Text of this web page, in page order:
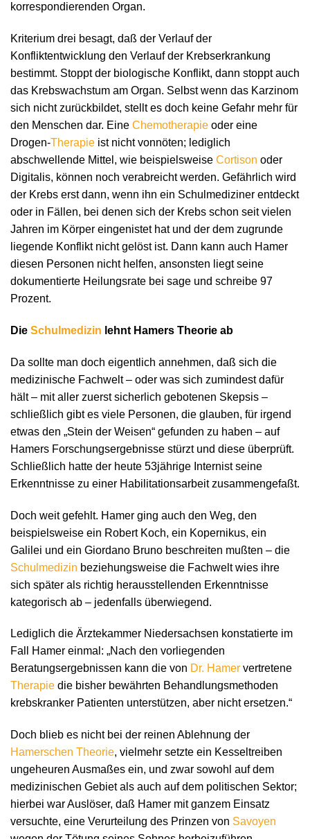
korrespondierenden Organ.
Kriterium drei besagt, daß der Verlauf der
Konfliktentwicklung den Verlauf der Krebserkrankung
bestimmt. Stoppt der biologische Konflikt, dann stoppt auch
das Krebswachstum am Organ. Selbst wenn das Karzinom
sich nicht zurückbildet, stellt es doch keine Gefahr mehr für
den Menschen dar. Eine Chemotherapie oder eine
Drogen-Therapie ist nicht vonnöten; lediglich
abschwellende Mittel, wie beispielsweise Cortison oder
Digitalis, können noch verabreicht werden. Gefährlich wird
der Krebs erst dann, wenn ihn ein Schulmediziner entdeckt
oder in Fällen, bei denen sich der Krebs schon seit vielen
Jahren im Körper eingenistet hat und der dem zugrunde
liegende Konflikt nicht gelöst ist. Dann kann auch Hamer
diesen Personen nicht helfen, ansonsten liegt seine
dokumentierte Heilungsrate bei sage und schreibe 97
Prozent.
Die Schulmedizin lehnt Hamers Theorie ab
Da sollte man doch eigentlich annehmen, daß sich die
medizinische Fachwelt – oder was sich zumindest dafür
hält – mit aller zuerst sicherlich gebotenen Skepsis –
schließlich gibt es viele Personen, die glauben, für irgend
etwas den „Stein der Weisen“ gefunden zu haben – auf
Hamers Forschungsergebnisse stürzt und diese überprüft.
Schließlich hatte der heute 53jährige Internist seine
Erkenntnisse zu einer Habilitationsarbeit zusammengefaßt.
Doch weit gefehlt. Hamer ging auch den Weg, den
beispielsweise ein Robert Koch, ein Kopernikus, ein
Galilei und ein Giordano Bruno beschreiten mußten – die
Schulmedizin beziehungsweise die Fachwelt wies ihre
sich später als richtig herausstellenden Erkenntnisse
kategorisch ab – jedenfalls überwiegend.
Lediglich die Ärztekammer Niedersachsen konstatierte im
Fall Hamer einmal: „Nach den vorliegenden
Beratungsergebnissen kann die von Dr. Hamer vertretene
Therapie die bisher bewährten Behandlungsmethoden
krebskranker Patienten unterstützen, aber nicht ersetzen.“
Doch blieb es nicht bei der reinen Ablehnung der
Hamerschen Theorie, vielmehr setzte ein Kesseltreiben
ungeheuren Ausmaßes ein, und zwar sowohl auf dem
medizinischen Gebiet als auch auf dem politischen Sektor;
hierbei war Auslöser, daß Hamer mit ganzem Einsatz
versuchte, eine Verurteilung des Prinzen von Savoyen